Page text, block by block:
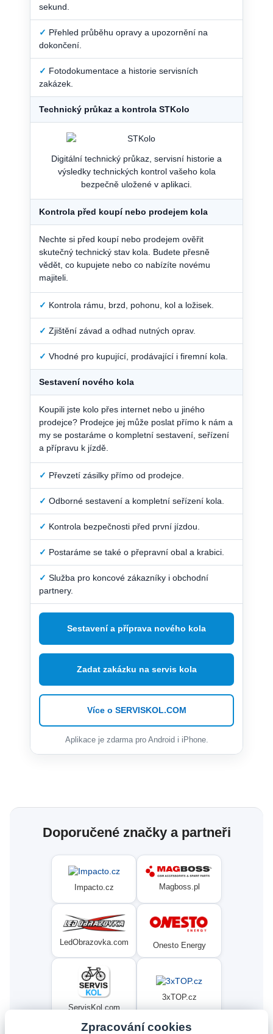
sekund.
✓ Přehled průběhu opravy a upozornění na
dokončení.
✓ Fotodokumentace a historie servisních
zakázek.
Technický průkaz a kontrola STKolo
Digitální technický průkaz, servisní historie a
výsledky technických kontrol vašeho kola
bezpečně uložené v aplikaci.
Kontrola před koupí nebo prodejem kola
Nechte si před koupí nebo prodejem ověřit
skutečný technický stav kola. Budete přesně
vědět, co kupujete nebo co nabízíte novému
majiteli.
✓ Kontrola rámu, brzd, pohonu, kol a ložisek.
✓ Zjištění závad a odhad nutných oprav.
✓ Vhodné pro kupující, prodávající i firemní kola.
Sestavení nového kola
Koupili jste kolo přes internet nebo u jiného
prodejce? Prodejce jej může poslat přímo k nám a
my se postaráme o kompletní sestavení, seřízení
a přípravu k jízdě.
✓ Převzetí zásilky přímo od prodejce.
✓ Odborné sestavení a kompletní seřízení kola.
✓ Kontrola bezpečnosti před první jízdou.
✓ Postaráme se také o přepravní obal a krabici.
✓ Služba pro koncové zákazníky i obchodní
partnery.
Sestavení a příprava nového kola
Zadat zakázku na servis kola
Více o SERVISKOL.COM
Aplikace je zdarma pro Android i iPhone.
Doporučené značky a partneři
Impacto.cz Magboss.pl
LedObrazovka.com Onesto Energy
ServisKol.com
3xTOP.cz
Zpracování cookies